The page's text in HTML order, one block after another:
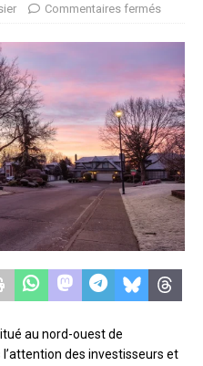
Commentaires fermés
au nord-ouest de
des investisseurs et